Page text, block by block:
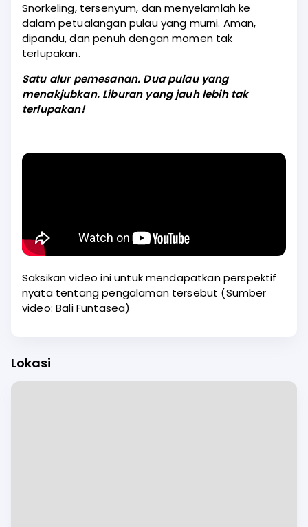
Snorkeling, tersenyum, dan menyelamlah ke
dalam petualangan pulau yang murni. Aman,
dipandu, dan penuh dengan momen tak
terlupakan.
Satu alur pemesanan. Dua pulau yang
menakjubkan. Liburan yang jauh lebih tak
terlupakan!
Saksikan video ini untuk mendapatkan perspektif
nyata tentang pengalaman tersebut (Sumber
video: Bali Funtasea)
Lokasi